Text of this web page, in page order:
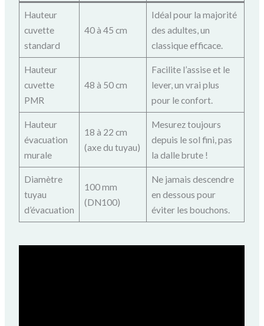
Hauteur
cuvette
standard
40 à 45 cm
Idéal pour la majorité
des adultes, un
classique efficace.
Hauteur
cuvette
PMR
48 à 50 cm
Facilite l’assise et le
lever, un vrai plus
pour le confort.
Hauteur
évacuation
murale
18 à 22 cm
(axe du tuyau)
Mesurez toujours
depuis le sol fini, pas
la dalle brute !
Diamètre
tuyau
d’évacuation
100 mm
(DN100)
Ne jamais descendre
en dessous pour
éviter les bouchons.